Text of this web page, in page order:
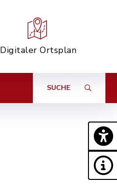
Digitaler Ortsplan
SUCHE